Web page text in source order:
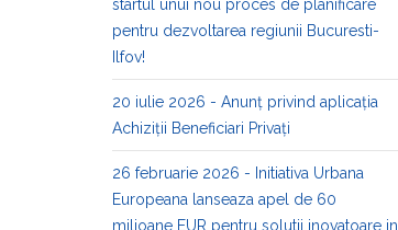
startul unui nou proces de planificare
pentru dezvoltarea regiunii Bucuresti-
Ilfov!
20 iulie 2026 - Anunț privind aplicația
Achiziții Beneficiari Privați
26 februarie 2026 - Initiativa Urbana
Europeana lanseaza apel de 60
milioane EUR pentru solutii inovatoare in